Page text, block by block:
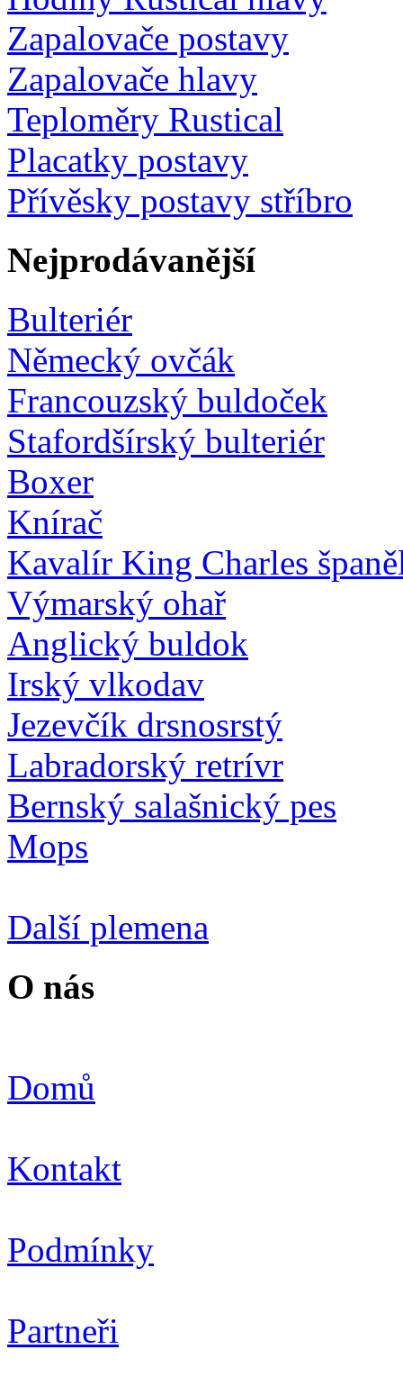
Zapalovače postavy
Zapalovače hlavy
Teploměry Rustical
Placatky postavy
Přívěsky postavy stříbro
Nejprodávanější
Bulteriér
Německý ovčák
Francouzský buldoček
Stafordšírský bulteriér
Boxer
Knírač
Kavalír King Charles
Výmarský ohař
Anglický buldok
Irský vlkodav
Jezevčík drsnosrstý
Labradorský retrívr
Bernský salašnický pes
Mops
Další plemena
O nás
Domů
Kontakt
Podmínky
Partneři